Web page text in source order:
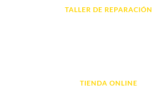
TALLER DE REPARACIÓN
TIENDA ONLINE